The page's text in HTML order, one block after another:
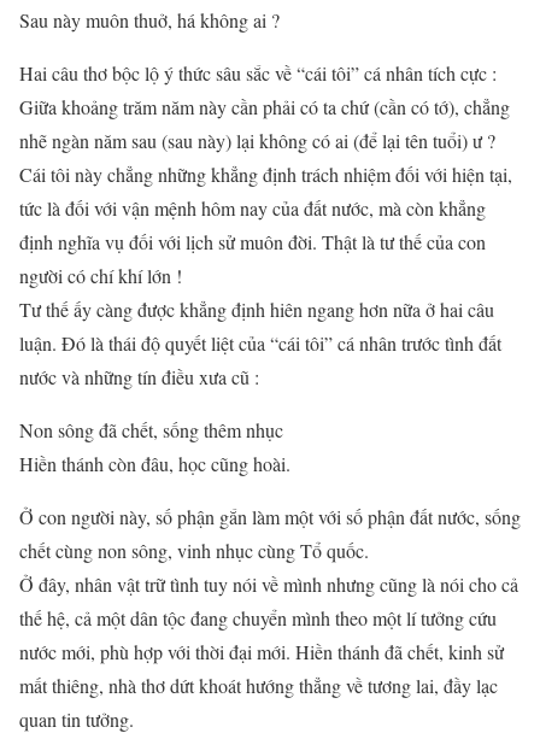
Sau này muôn thuở, há không ai ?
Hai câu thơ bộc lộ ý thức sâu sắc về “cái tôi” cá nhân tích cực :
Giữa khoảng trăm năm này cần phải có ta chứ (cần có tớ), chẳng
nhẽ ngàn năm sau (sau này) lại không có ai (để lại tên tuổi) ư ?
Cái tôi này chẳng những khẳng định trách nhiệm đối với hiện tại,
tức là đối với vận mệnh hôm nay của đất nước, mà còn khẳng
định nghĩa vụ đối với lịch sử muôn đời. Thật là tư thế của con
người có chí khí lớn !
Tư thế ấy càng được khẳng định hiên ngang hơn nữa ở hai câu
luận. Đó là thái độ quyết liệt của “cái tôi” cá nhân trước tình đất
nước và những tín điều xưa cũ :
Non sông đã chết, sống thêm nhục
Hiền thánh còn đâu, học cũng hoài.
Ở con người này, số phận gắn làm một với số phận đất nước, sống
chết cùng non sông, vinh nhục cùng Tổ quốc.
Ở đây, nhân vật trữ tình tuy nói về mình nhưng cũng là nói cho cả
thế hệ, cả một dân tộc đang chuyển mình theo một lí tưởng cứu
nước mới, phù hợp với thời đại mới. Hiền thánh đã chết, kinh sử
mất thiêng, nhà thơ dứt khoát hướng thẳng về tương lai, đầy lạc
quan tin tưởng.